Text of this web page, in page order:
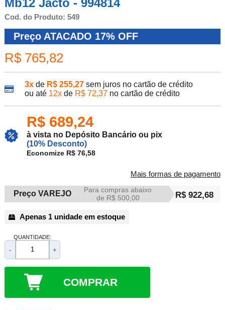
Cod. do Produto: 549
Preço ATACADO 17% OFF
R$ 765,82
3xde R$ 255,27 sem juros no cartão de crédito
ou até 12xde R$ 72,37no cartão de crédito
R$ 689,24
à vista no Depósito Bancário ou pix
(10% Desconto)
Economize R$ 76,58
Mais formas de pagamento
Preço VAREJO
Para compras abaixo
de R$ 500,00
R$ 922,68
Apenas 1 unidade em estoque
QUANTIDADE:
- +
COMPRAR